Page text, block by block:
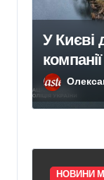
У Києві
збитки
НОВИНИ